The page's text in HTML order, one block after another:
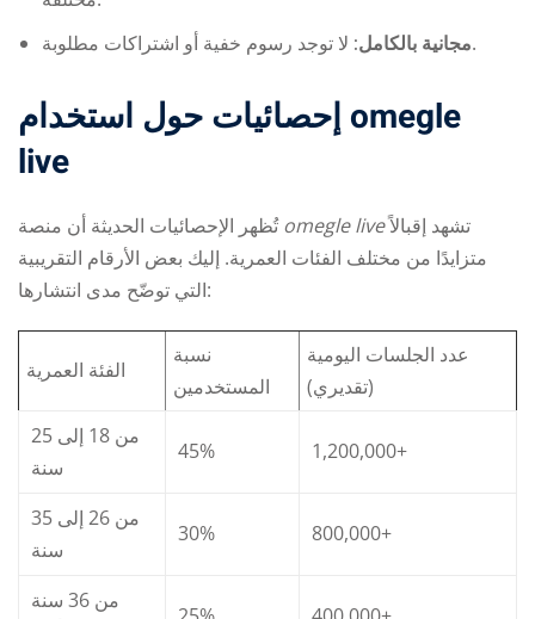
مجانية بالكامل:لا توجد رسوم خفية أو اشتراكات مطلوبة.
إحصائيات حول استخدام omegle
live
تُظهر الإحصائيات الحديثة أن منصةomegle liveتشهد إقبالاً
متزايدًا من مختلف الفئات العمرية. إليك بعض الأرقام التقريبية
التي توضّح مدى انتشارها:
الفئة العمرية
نسبة
المستخدمين
عدد الجلسات اليومية
(تقديري)
من 18 إلى 25
سنة
45% 1,200,000+
من 26 إلى 35
سنة
30% 800,000+
من 36 سنة